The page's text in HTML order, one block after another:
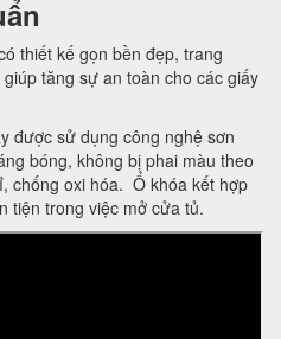
thiết kế gọn bền đẹp, trang
tăng sự an toàn cho các giấy
được sử dụng công nghệ sơn
bóng, không bị phai màu theo
chống oxi hóa. Ổ khóa kết hợp
tiện trong việc mở cửa tủ.